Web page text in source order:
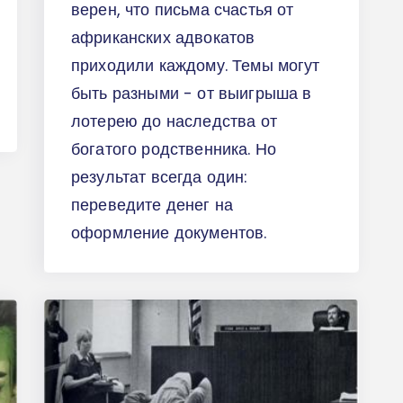
верен, что письма счастья от
африканских адвокатов
приходили каждому. Темы могут
быть разными - от выигрыша в
лотерею до наследства от
богатого родственника. Но
результат всегда один:
переведите денег на
оформление документов.